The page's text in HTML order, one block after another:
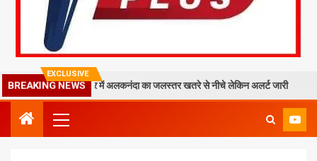
EXCLUSIVE
BREAKING NEWS
मलबा, श्रीनगर में अलकनंदा का जलस्तर खतरे से नीचे लेकिन अलर्ट जारी